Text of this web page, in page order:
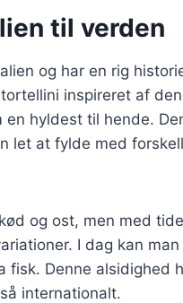
til verden
og har en rig
inspireret af
hyldest til hende.
let at fylde med
og ost, men med
I dag kan
fisk. Denne alsidighed
internationalt.